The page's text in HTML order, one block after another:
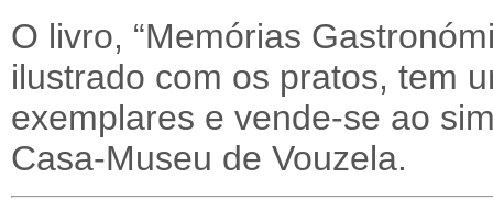
O livro, “Memórias
ilustrado com os pratos, tem
exemplares e vende-se ao
Casa-Museu de Vouzela.